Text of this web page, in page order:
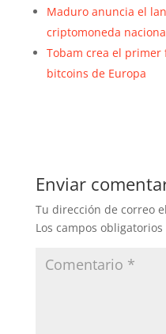
Maduro anuncia el
criptomoneda
Tobam crea el
bitcoins de Europa
Enviar
Tu dirección de correo
Los campos